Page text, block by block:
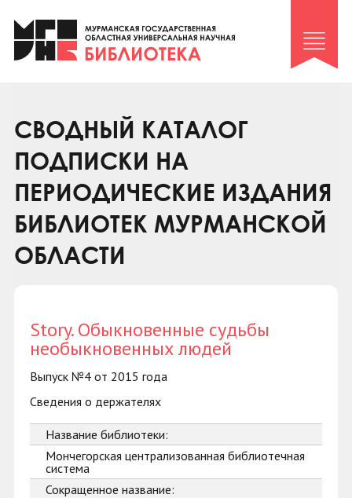
Клуб «Гиря и сельдерей»
Клуб «Семейный архив»
Коллегам
Контакты
СВОДНЫЙ КАТАЛОГ
ПОДПИСКИ НА
ПЕРИОДИЧЕСКИЕ ИЗДАНИЯ
БИБЛИОТЕК МУРМАНСКОЙ
ОБЛАСТИ
Story. Обыкновенные судьбы
необыкновенных людей
Выпуск №4 от 2015 года
Сведения о держателях
Название библиотеки:
Мончегорская централизованная библиотечная
система
Сокращенное название: